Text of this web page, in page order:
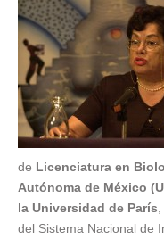
de Licenciatura en
Autónoma de México
la Universidad de París
del Sistema Nacional de